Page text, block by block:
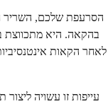
הסרעפת שלכם, השריר
בהקאה. היא מתכווצת
לאחר הקאות
עייפות זו עשויה